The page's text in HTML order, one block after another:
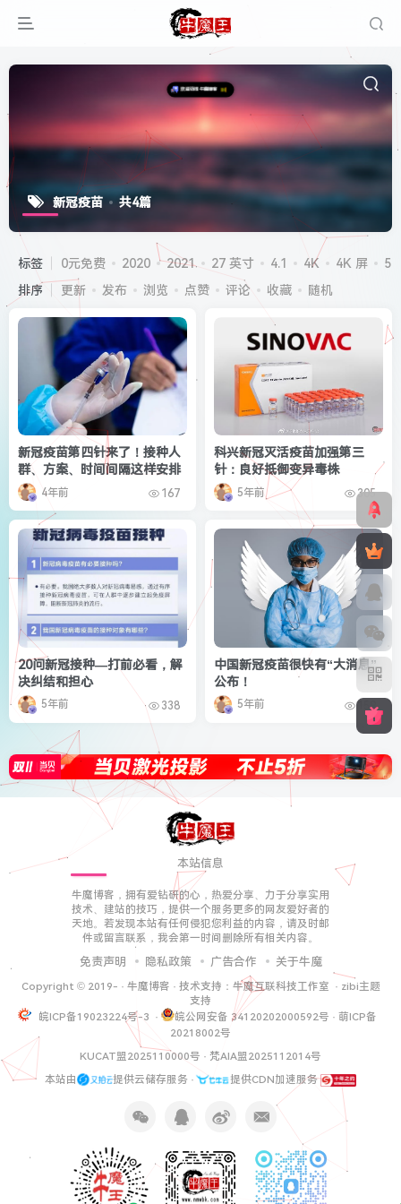
新冠疫苗 共4篇
标签 0元免费 2020 2021 27 英寸 4.1 4K 4K 屏
5G
排序
更新 发布 浏览 点赞 评论 收藏 随机
新冠疫苗第四针来了！接种人
群、方案、时间间隔这样安排
4年前 167
科兴新冠灭活疫苗加强第三
针：良好抵御变异毒株
5年前 305
20问新冠接种—打前必看，解
决纠结和担心
5年前 338
中国新冠疫苗很快有“大消息”
公布！
5年前 159
本站信息
牛魔博客，拥有爱钻研的心，热爱分享、力于分享实用
技术、建站的技巧，提供一个服务更多的网友爱好者的
天地。若发现本站有任何侵犯您利益的内容，请及时邮
件或留言联系，我会第一时间删除所有相关内容。
免责声明 隐私政策 广告合作 关于牛魔
Copyright © 2019- · 牛魔博客 · 技术支持： 牛魔互联科技工作室 · zibi主题
支持
皖ICP备19023224号-3 · 皖公网安备 34120202000592号 · 萌ICP备
20218002号
KUCAT盟2025110000号 · 梵AIA盟2025112014号
本站由
提供云储存服务 · 提供CDN加速服务